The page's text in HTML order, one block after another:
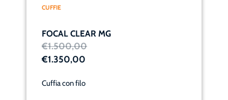
CUFFIE
FOCAL CLEAR MG
€1.500,00
€1.350,00
Cuffia con filo